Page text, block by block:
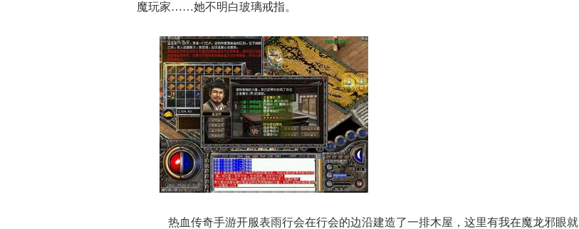
魔玩家……她不明白玻璃戒指。
热血传奇手游开服表雨行会在行会的边沿建造了一排木屋，这里有我在魔龙邪眼就